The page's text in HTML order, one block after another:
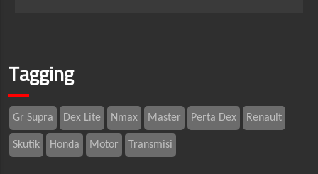
Tagging
Gr Supra Dex Lite Nmax Master Perta Dex Renault
Skutik Honda Motor Transmisi